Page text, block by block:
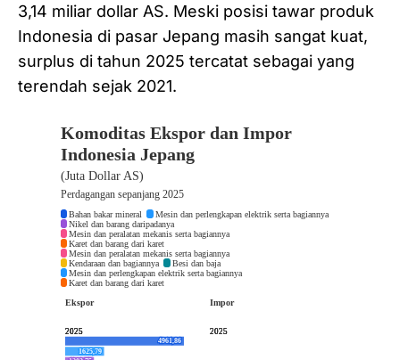
3,14 miliar dollar AS. Meski posisi tawar produk
Indonesia di pasar Jepang masih sangat kuat,
surplus di tahun 2025 tercatat sebagai yang
terendah sejak 2021.